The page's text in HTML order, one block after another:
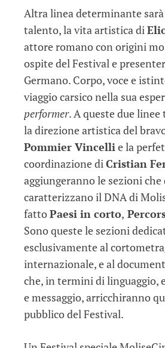
Altra linea determinante
talento, la vita artistica di
attore romano con origini
ospite del Festival e
Germano. Corpo, voce e
viaggio carsico nella sua
performer. A queste due
la direzione artistica del
Pommier Vincellie la
coordinazione diCristian
aggiungeranno le sezioni che
caratterizzano il DNA di
fattoPaesi in corto,
Sono queste le sezioni
esclusivamente al
internazionale, e al
che, in termini di linguaggio,
e messaggio, arricchiranno
pubblico del Festival.